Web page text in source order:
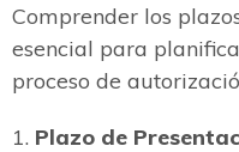
Comprender los
esencial para
proceso de
1. Plazo de